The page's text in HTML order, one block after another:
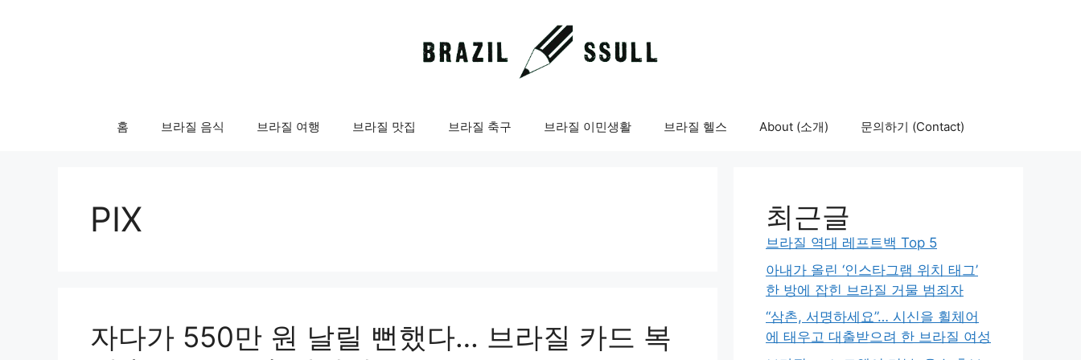
홈 브라질 음식 브라질 여행 브라질 맛집 브라질 축구 브라질 이민생활 브라질 헬스 About (소개) 문의하기 (Contact)
PIX
자다가 550만 원 날릴 뻔했다… 브라질 카드 복
최근글
브라질 역대 레프트백 Top 5
아내가 올린 ‘인스타그램 위치 태그’
한 방에 잡힌 브라질 거물 범죄자
“삼촌, 서명하세요”… 시신을 휠체어
에 태우고 대출받으려 한 브라질 여성